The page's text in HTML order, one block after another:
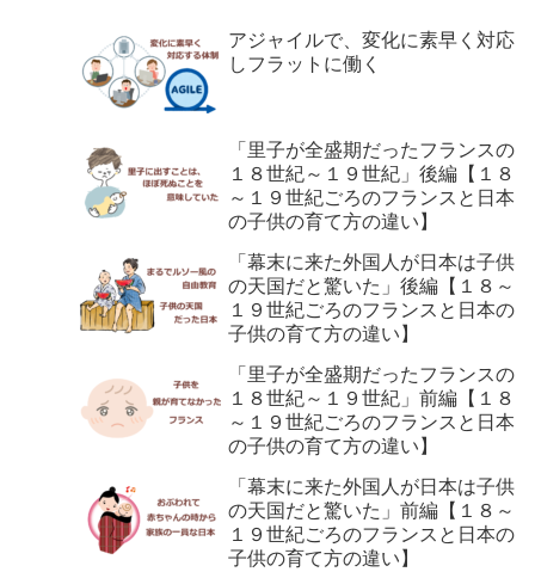
アジャイルで、変化に素早く対応
しフラットに働く
「里子が全盛期だったフランスの
１８世紀～１９世紀」後編【１８
～１９世紀ごろのフランスと日本
の子供の育て方の違い】
「幕末に来た外国人が日本は子供
の天国だと驚いた」後編【１８～
１９世紀ごろのフランスと日本の
子供の育て方の違い】
「里子が全盛期だったフランスの
１８世紀～１９世紀」前編【１８
～１９世紀ごろのフランスと日本
の子供の育て方の違い】
「幕末に来た外国人が日本は子供
の天国だと驚いた」前編【１８～
１９世紀ごろのフランスと日本の
子供の育て方の違い】